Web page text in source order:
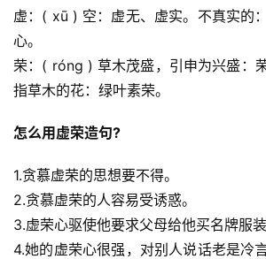
虚：( xū ) 空：虚无、虚实。不真实的
心。
荣：( róng ) 草木茂盛，引申为兴盛：
指草木的花：绿叶素荣。
怎么用虚荣造句?
1.贪慕虚荣的思想要不得。
2.贪慕虚荣的人容易受诱惑。
3.虚荣心驱使他要求父母给他买名牌服装
4.她的虚荣心很强，对别人说话老是冷